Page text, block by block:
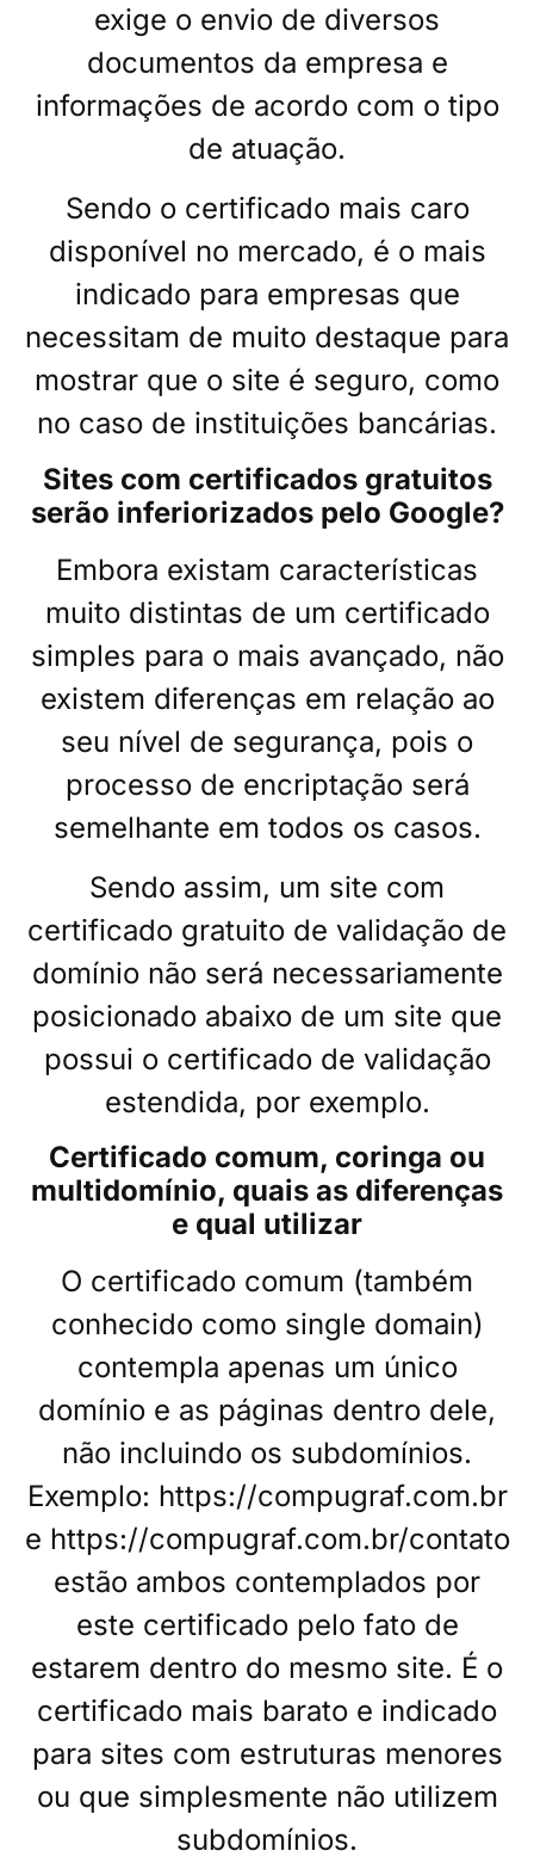
exige o envio de diversos
documentos da empresa e
informações de acordo com o tipo
de atuação.
Sendo o certificado mais caro
disponível no mercado, é o mais
indicado para empresas que
necessitam de muito destaque para
mostrar que o site é seguro, como
no caso de instituições bancárias.
Sites com certificados gratuitos
serão inferiorizados pelo Google?
Embora existam características
muito distintas de um certificado
simples para o mais avançado, não
existem diferenças em relação ao
seu nível de segurança, pois o
processo de encriptação será
semelhante em todos os casos.
Sendo assim, um site com
certificado gratuito de validação de
domínio não será necessariamente
posicionado abaixo de um site que
possui o certificado de validação
estendida, por exemplo.
Certificado comum, coringa ou
multidomínio, quais as diferenças
e qual utilizar
O certificado comum (também
conhecido como single domain)
contempla apenas um único
domínio e as páginas dentro dele,
não incluindo os subdomínios.
Exemplo: https://compugraf.com.br
e https://compugraf.com.br/contato
estão ambos contemplados por
este certificado pelo fato de
estarem dentro do mesmo site. É o
certificado mais barato e indicado
para sites com estruturas menores
ou que simplesmente não utilizem
subdomínios.